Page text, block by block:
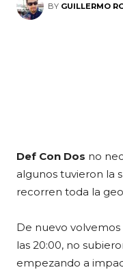
BY GUILLERMO
Def Con Dos no
algunos tuvieron la
recorren toda la
De nuevo volvemos
las 20:00, no
empezando a